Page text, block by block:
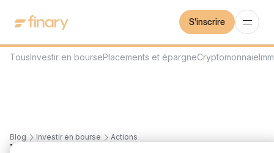
S'inscrire
TousInvestir en boursePlacements et épargneCryptomonnaie
Blog Investir en bourse Actions
16